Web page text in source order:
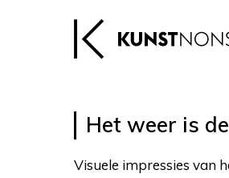
Het weer is
Visuele impressies van